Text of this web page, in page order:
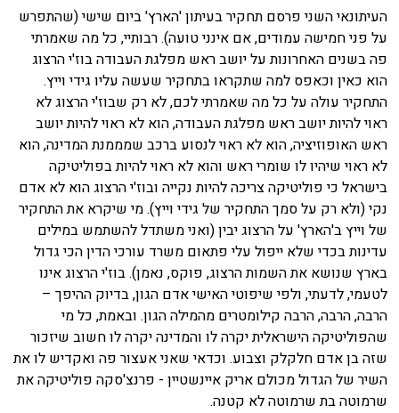
העיתונאי השני פרסם תחקיר בעיתון 'הארץ' ביום שישי (שהתפרש
על פני חמישה עמודים, אם אינני טועה). רבותיי, כל מה שאמרתי
פה בשנים האחרונות על יושב ראש מפלגת העבודה בוז'י הרצוג
הוא כאין וכאפס למה שתקראו בתחקיר שעשה עליו גידי וייץ.
התחקיר עולה על כל מה שאמרתי לכם, לא רק שבוז'י הרצוג לא
ראוי להיות יושב ראש מפלגת העבודה, הוא לא ראוי להיות יושב
ראש האופוזיציה, הוא לא ראוי לנסוע ברכב שמממנת המדינה, הוא
לא ראוי שיהיו לו שומרי ראש והוא לא ראוי להיות בפוליטיקה
בישראל כי פוליטיקה צריכה להיות נקייה ובוז'י הרצוג הוא לא אדם
נקי (ולא רק על סמך התחקיר של גידי וייץ). מי שיקרא את התחקיר
של וייץ ב'הארץ' על הרצוג יבין (ואני משתדל להשתמש במילים
עדינות בכדי שלא ייפול עלי פתאום משרד עורכי הדין הכי גדול
בארץ שנושא את השמות הרצוג, פוקס, נאמן). בוז'י הרצוג אינו
לטעמי, לדעתי, ולפי שיפוטי האישי אדם הגון, בדיוק ההיפך –
הרבה, הרבה, הרבה קילומטרים מהמילה הגון. ובאמת, כל מי
שהפוליטיקה הישראלית יקרה לו והמדינה יקרה לו חשוב שיזכור
שזה בן אדם חלקלק וצבוע. וכדאי שאני אעצור פה ואקדיש לו את
השיר של הגדול מכולם אריק איינשטיין - פרנצ'סקה פוליטיקה את
שרמוטה בת שרמוטה לא קטנה.